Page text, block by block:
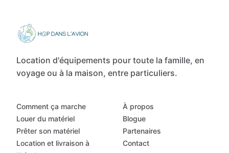
Location d'équipements pour toute la famille, en
voyage ou à la maison, entre particuliers.
Comment ça marche
Louer du matériel
Prêter son matériel
Location et livraison à
À propos
Blogue
Partenaires
Contact